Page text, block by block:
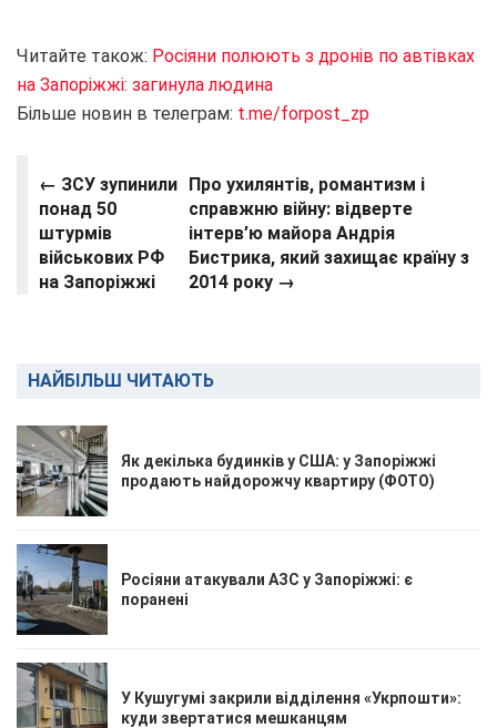
Читайте також: Росіяни полюють з дронів по автівках
на Запоріжжі: загинула людина
Більше новин в телеграм: t.me/forpost_zp
← ЗСУ зупинили
понад 50
штурмів
військових РФ
на Запоріжжі
Про ухилянтів, романтизм і
справжню війну: відверте
інтерв’ю майора Андрія
Бистрика, який захищає країну з
2014 року →
НАЙБІЛЬШ ЧИТАЮТЬ
Як декілька будинків у США: у Запоріжжі
продають найдорожчу квартиру (ФОТО)
Росіяни атакували АЗС у Запоріжжі: є
поранені
У Кушугумі закрили відділення «Укрпошти»:
куди звертатися мешканцям